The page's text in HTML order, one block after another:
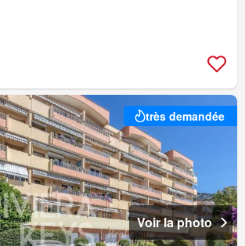
très demandée
Voir la photo